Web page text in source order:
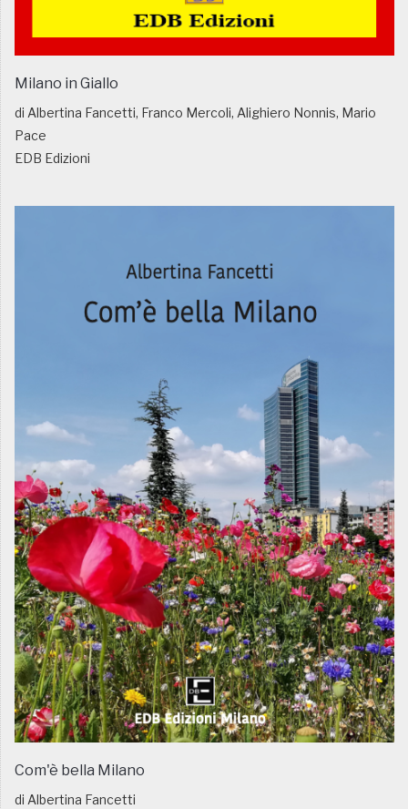
Milano in Giallo
di Albertina Fancetti, Franco Mercoli, Alighiero Nonnis, Mario
Pace
EDB Edizioni
Com'è bella Milano
di Albertina Fancetti